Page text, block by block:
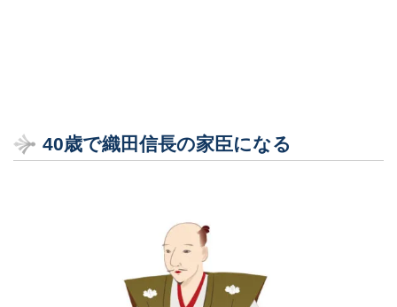
40歳で織田信長の家臣になる